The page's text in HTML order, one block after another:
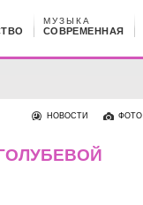
СОВРЕМЕННАЯ
МУЗЫКА
НОВОСТИ ФОТО